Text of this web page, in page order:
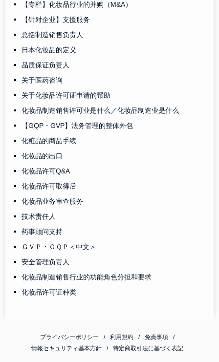
【专栏】化妆品行业的并购（M&A）
【针对企业】支援服务
总括制造销售负责人
日本化妆品的定义
品质保证负责人
关于医药咨询
关于化妆品许可证申请的帮助
化妆品制造销售许可业是什么／化妆品制造业是什么
【GQP・GVP】法务管理的整体外包
化粧品的商品手续
化妆品的出口
化妆品许可Q&A
化妆品许可取得后
化妆品业务审查服务
技术责任人
药事顾问支持
ＧＶＰ・ＧＱＰ＜中文＞
安全管理负责人
化妆品制造销售行业的功能角色分担和要求
化妆品许可证种类
プライバシーポリシー 利用規約
免責事項
情報セキュリティ基本方針
特定商取引法に基づく表記